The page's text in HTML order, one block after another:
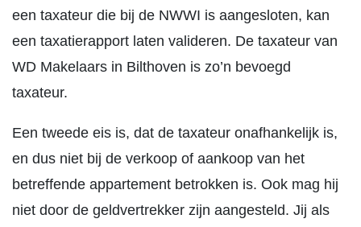
een taxateur die bij de NWWI is aangesloten, kan
een taxatierapport laten valideren. De taxateur van
WD Makelaars in Bilthoven is zo’n bevoegd
taxateur.
Een tweede eis is, dat de taxateur onafhankelijk is,
en dus niet bij de verkoop of aankoop van het
betreffende appartement betrokken is. Ook mag hij
niet door de geldvertrekker zijn aangesteld. Jij als